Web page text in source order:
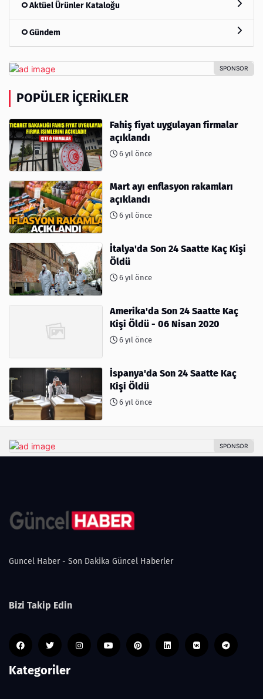
Aktüel Ürünler Kataloğu
Gündem
POPÜLER İÇERIKLER
Fahiş fiyat uygulayan firmalar
açıklandı
6 yıl önce
Mart ayı enflasyon rakamları
açıklandı
6 yıl önce
İtalya'da Son 24 Saatte Kaç Kişi
Öldü
6 yıl önce
Amerika'da Son 24 Saatte Kaç
Kişi Öldü - 06 Nisan 2020
6 yıl önce
İspanya'da Son 24 Saatte Kaç
Kişi Öldü
6 yıl önce
Guncel Haber - Son Dakika Güncel Haberler
Bizi Takip Edin
Kategoriler